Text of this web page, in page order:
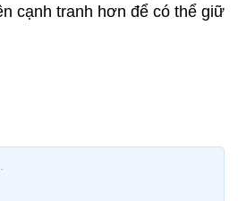
cạnh tranh hơn để có thể giữ